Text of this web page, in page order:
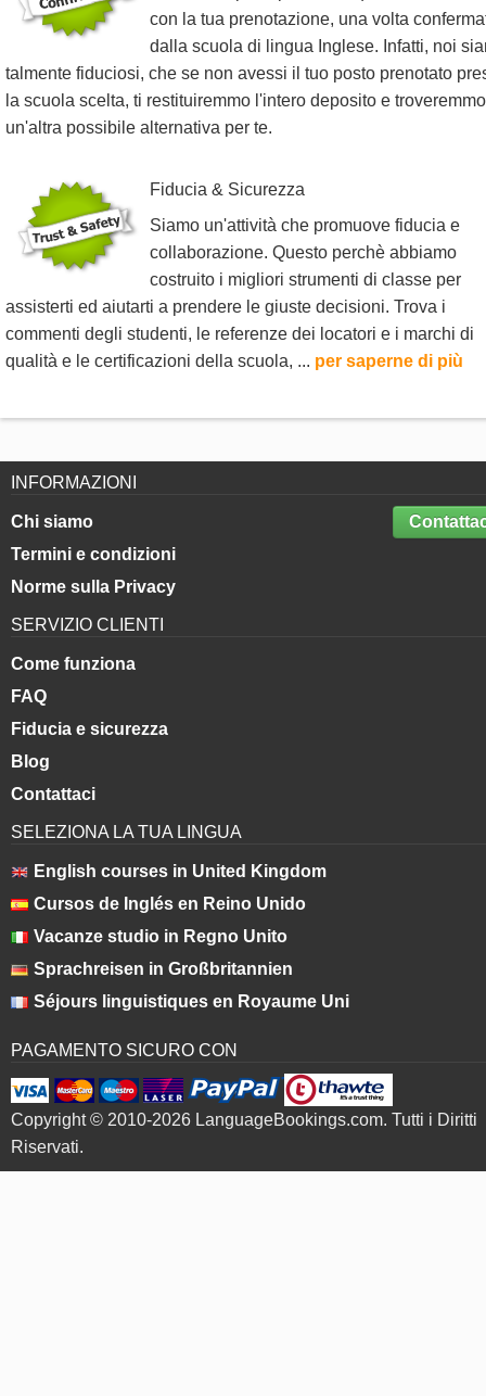
con la tua prenotazione, una volta
dalla scuola di lingua Inglese. Infatti, noi
talmente fiduciosi, che se non avessi il tuo posto prenotato
la scuola scelta, ti restituiremmo l'intero deposito e troveremmo
un'altra possibile alternativa per te.
Fiducia & Sicurezza
Siamo un'attività che promuove fiducia e
collaborazione. Questo perchè abbiamo
costruito i migliori strumenti di classe per
assisterti ed aiutarti a prendere le giuste decisioni. Trova i
commenti degli studenti, le referenze dei locatori e i marchi di
qualità e le certificazioni della scuola, ... per saperne di più
INFORMAZIONI
Chi siamo
Termini e condizioni
Norme sulla Privacy
SERVIZIO CLIENTI
Come funziona
FAQ
Fiducia e sicurezza
Blog
Contattaci
SELEZIONA LA TUA LINGUA
English courses in United Kingdom
Cursos de Inglés en Reino Unido
Vacanze studio in Regno Unito
Sprachreisen in Großbritannien
Séjours linguistiques en Royaume Uni
PAGAMENTO SICURO CON
Copyright © 2010-2026 LanguageBookings.com. Tutti i Diritti
Riservati.